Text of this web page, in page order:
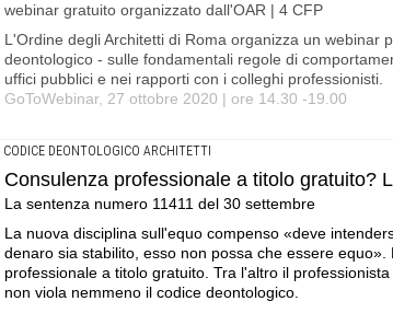
webinar gratuito organizzato dall'OAR | 4 CFP
L'Ordine degli Architetti di Roma organizza un webinar
deontologico - sulle fondamentali regole di
uffici pubblici e nei rapporti con i colleghi professionisti.
GoToWebinar, 27 ottobre 2020 | ore 14.30 -19.00
CODICE DEONTOLOGICO ARCHITETTI
Consulenza professionale a titolo gratuito?
La sentenza numero 11411 del 30 settembre
La nuova disciplina sull'equo compenso «deve
denaro sia stabilito, esso non possa che essere
professionale a titolo gratuito. Tra l'altro il
non viola nemmeno il codice deontologico.